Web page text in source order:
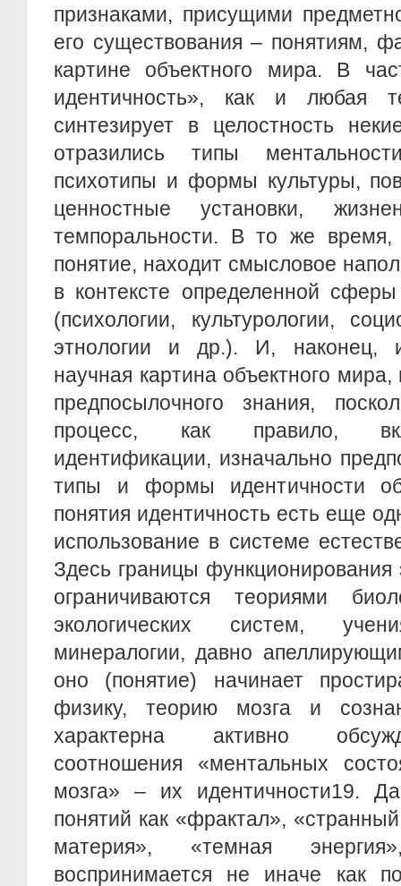
признаками, присущими
его существования – понятиям,
картине объектного мира. В
идентичность», как и любая
синтезирует в целостность
отразились типы
психотипы и формы культуры,
ценностные установки,
темпоральности. В то же время,
понятие, находит смысловое
в контексте определенной
(психологии, культурологии,
этнологии и др.). И, наконец,
научная картина объектного мира,
предпосылочного знания,
процесс, как правило,
идентификации, изначально
типы и формы идентичности
понятия идентичность есть еще
использование в системе
Здесь границы функционирования
ограничиваются теориями
экологических систем,
минералогии, давно
оно (понятие) начинает
физику, теорию мозга и
характерна активно
соотношения «ментальных
мозга» – их идентичности19.
понятий как «фрактал»,
материя», «темная
воспринимается не иначе как